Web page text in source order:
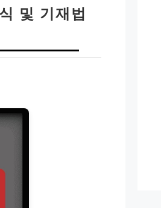
및 기재법